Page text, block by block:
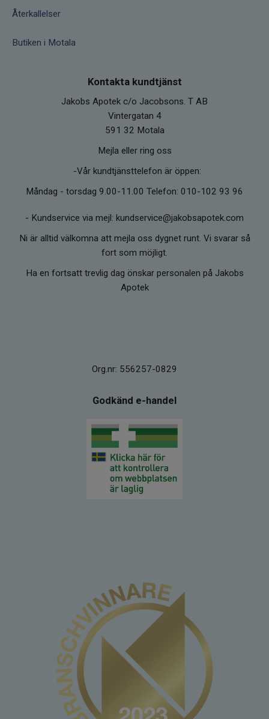
Återkallelser
Butiken i Motala
Kontakta kundtjänst
Jakobs Apotek c/o Jacobsons. T AB
Vintergatan 4
591 32 Motala
Mejla eller ring oss
-Vår kundtjänsttelefon är öppen:
Måndag - torsdag 9.00-11.00 Telefon: 010-102 93 96
- Kundservice via mejl: kundservice@jakobsapotek.com
Ni är alltid välkomna att mejla oss dygnet runt. Vi svarar så
fort som möjligt.
Ha en fortsatt trevlig dag önskar personalen på Jakobs
Apotek
Org.nr: 556257-0829
Godkänd e-handel